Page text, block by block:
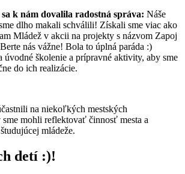
k nám dovalila radostná správa: Náše
dlho makali schválili! Získali sme viac ako
Mládež v akcii na projekty s názvom Zapoj
nás vážne! Bola to úplná paráda :)
úvodné školenie a prípravné aktivity, aby sme
do ich realizácie.
na niekoľkých mestských
mohli reflektovať činnosť mesta a
mládeže.
detí :)!